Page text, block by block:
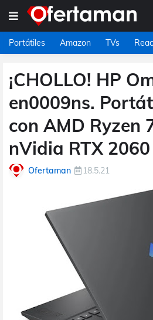
Portátiles Amazon TVs
¡CHOLLO! HP
en0009ns.
con AMD Ryzen
nVidia RTX
Ofertaman 18.5.21